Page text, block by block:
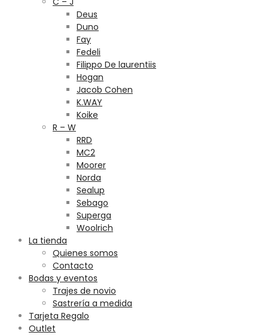
Deus
Duno
Fay
Fedeli
Filippo De laurentiis
Hogan
Jacob Cohen
K.WAY
Koike
R – W
RRD
MC2
Moorer
Norda
Sealup
Sebago
Superga
Woolrich
La tienda
Quienes somos
Contacto
Bodas y eventos
Trajes de novio
Sastrería a medida
Tarjeta Regalo
Outlet